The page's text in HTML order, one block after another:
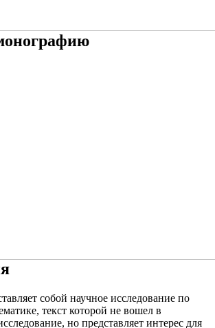
собой научное исследование по
текст которой не вошел в
но представляет интерес для